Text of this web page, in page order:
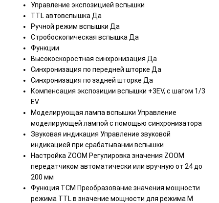
Управление экспозицией вспышки
TTL автовспышка Да
Ручной режим вспышки Да
Стробоскопическая вспышка Да
Функции
Высокоскоростная синхронизация Да
Синхронизация по передней шторке Да
Синхронизация по задней шторке Да
Компенсация экспозиции вспышки +3EV, с шагом 1/3
EV
Моделирующая лампа вспышки Управление
моделирующей лампой с помощью синхронизатора
Звуковая индикация Управление звуковой
индикацией при срабатывании вспышки
Настройка ZOOM Регулировка значения ZOOM
передатчиком автоматически или вручную от 24 до
200 мм
Функция TCM Преобразование значения мощности
режима TTL в значение мощности для режима M